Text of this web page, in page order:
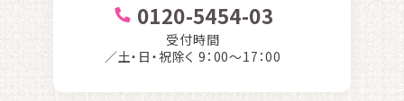
0120-5454-03
受付時間
／土・日・祝除く 9：00〜17：00